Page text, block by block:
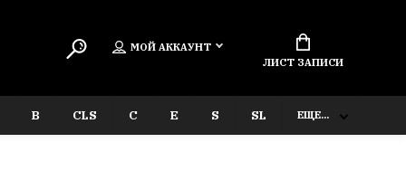
МОЙ АККАУНТ
ЛИСТ ЗАПИСИ
B CLS C E S SL ЕЩЕ...